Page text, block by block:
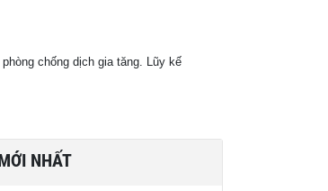
chống dịch gia tăng. Lũy kế
NHẤT